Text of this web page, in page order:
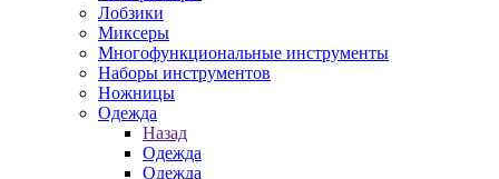
Лобзики
Миксеры
Многофункциональные инструменты
Наборы инструментов
Ножницы
Одежда
Назад
Одежда
Одежда